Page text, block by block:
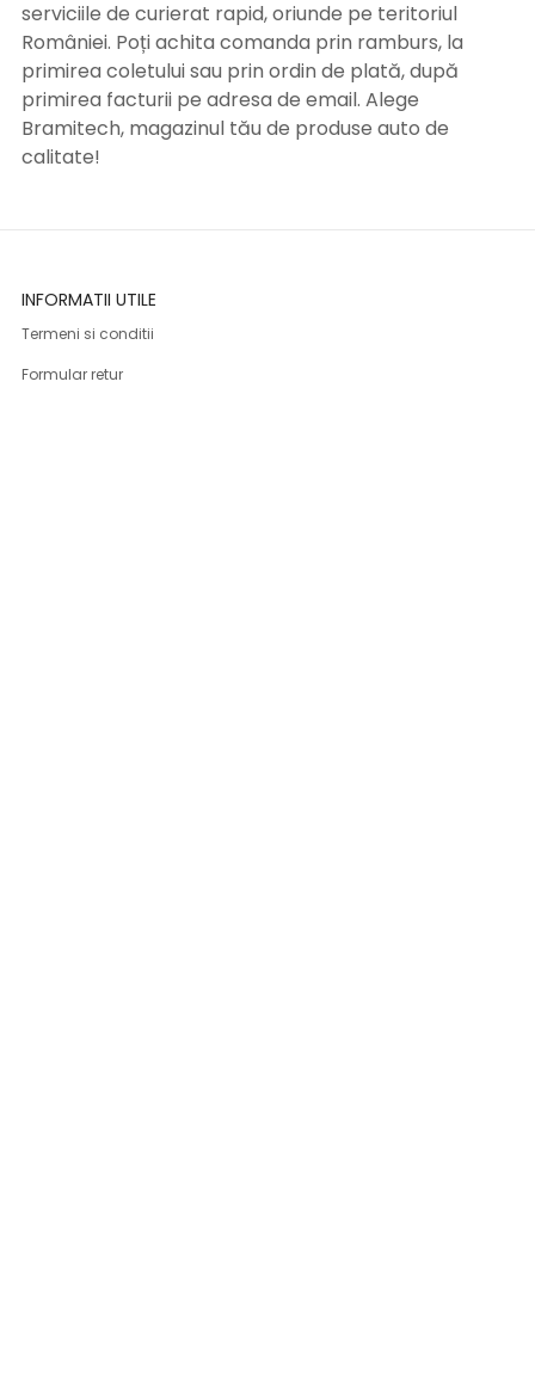
serviciile de curierat rapid, oriunde pe teritoriul
României. Poți achita comanda prin ramburs, la
primirea coletului sau prin ordin de plată, după
primirea facturii pe adresa de email. Alege
Bramitech, magazinul tău de produse auto de
calitate!
INFORMATII UTILE
Termeni si conditii
Formular retur